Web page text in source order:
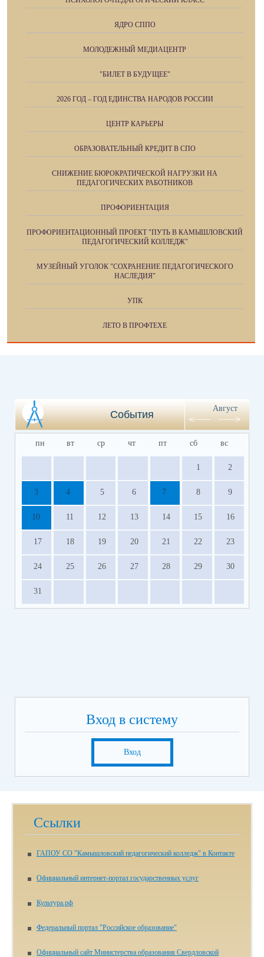
ЯДРО СППО
МОЛОДЕЖНЫЙ МЕДИАЦЕНТР
"БИЛЕТ В БУДУЩЕЕ"
2026 ГОД – ГОД ЕДИНСТВА НАРОДОВ РОССИИ
ЦЕНТР КАРЬЕРЫ
ОБРАЗОВАТЕЛЬНЫЙ КРЕДИТ В СПО
СНИЖЕНИЕ БЮРОКРАТИЧЕСКОЙ НАГРУЗКИ НА
ПЕДАГОГИЧЕСКИХ РАБОТНИКОВ
ПРОФОРИЕНТАЦИЯ
ПРОФОРИЕНТАЦИОННЫЙ ПРОЕКТ "ПУТЬ В КАМЫШЛОВСКИЙ
ПЕДАГОГИЧЕСКИЙ КОЛЛЕДЖ"
МУЗЕЙНЫЙ УГОЛОК "СОХРАНЕНИЕ ПЕДАГОГИЧЕСКОГО
НАСЛЕДИЯ"
УПК
ЛЕТО В ПРОФТЕХЕ
События
Август
пн вт ср чт пт сб вс
1 2
3 4 5 6 7 8 9
10 11 12 13 14 15 16
17 18 19 20 21 22 23
24 25 26 27 28 29 30
31
Вход в систему
Вход
Ссылки
ГАПОУ СО "Камышловский педагогический колледж" в Контакте
Официальный интернет-портал государственных услуг
Культура.рф
Федеральный портал "Российское образование"
Официальный сайт Министерства образования Свердловской